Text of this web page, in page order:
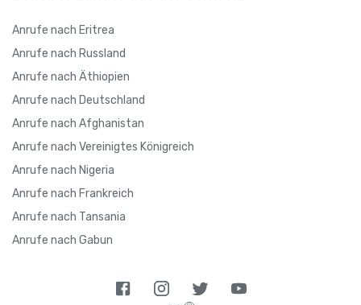
Anrufe nach Eritrea
Anrufe nach Russland
Anrufe nach Äthiopien
Anrufe nach Deutschland
Anrufe nach Afghanistan
Anrufe nach Vereinigtes Königreich
Anrufe nach Nigeria
Anrufe nach Frankreich
Anrufe nach Tansania
Anrufe nach Gabun